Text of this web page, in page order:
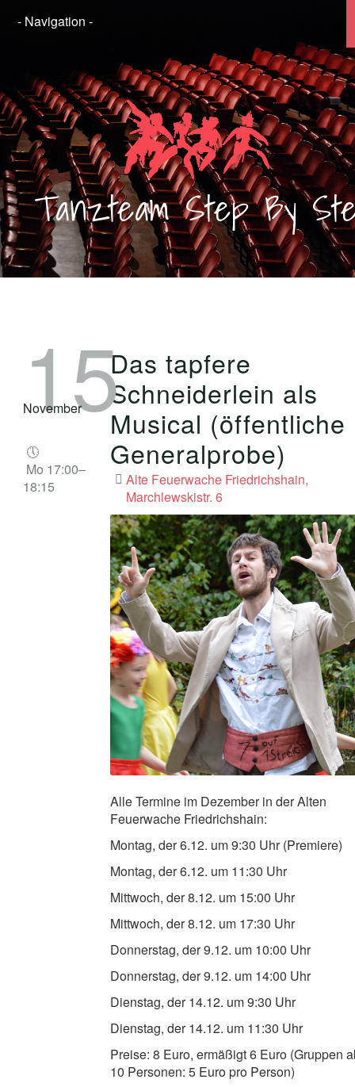
TanzteamStep By
Das tapfere
Schneiderlein als
Musical (öffentliche
Generalprobe)
15
November
Mo 17:00–
18:15
Alte Feuerwache Friedrichshain,
Marchlewskistr. 6
Alle Termine im Dezember in der Alten
Feuerwache Friedrichshain:
Montag, der 6.12. um 9:30 Uhr (Premiere)
Montag, der 6.12. um 11:30 Uhr
Mittwoch, der 8.12. um 15:00 Uhr
Mittwoch, der 8.12. um 17:30 Uhr
Donnerstag, der 9.12. um 10:00 Uhr
Donnerstag, der 9.12. um 14:00 Uhr
Dienstag, der 14.12. um 9:30 Uhr
Dienstag, der 14.12. um 11:30 Uhr
Preise: 8 Euro, ermäßigt 6 Euro (Gruppen
10 Personen: 5 Euro pro Person)